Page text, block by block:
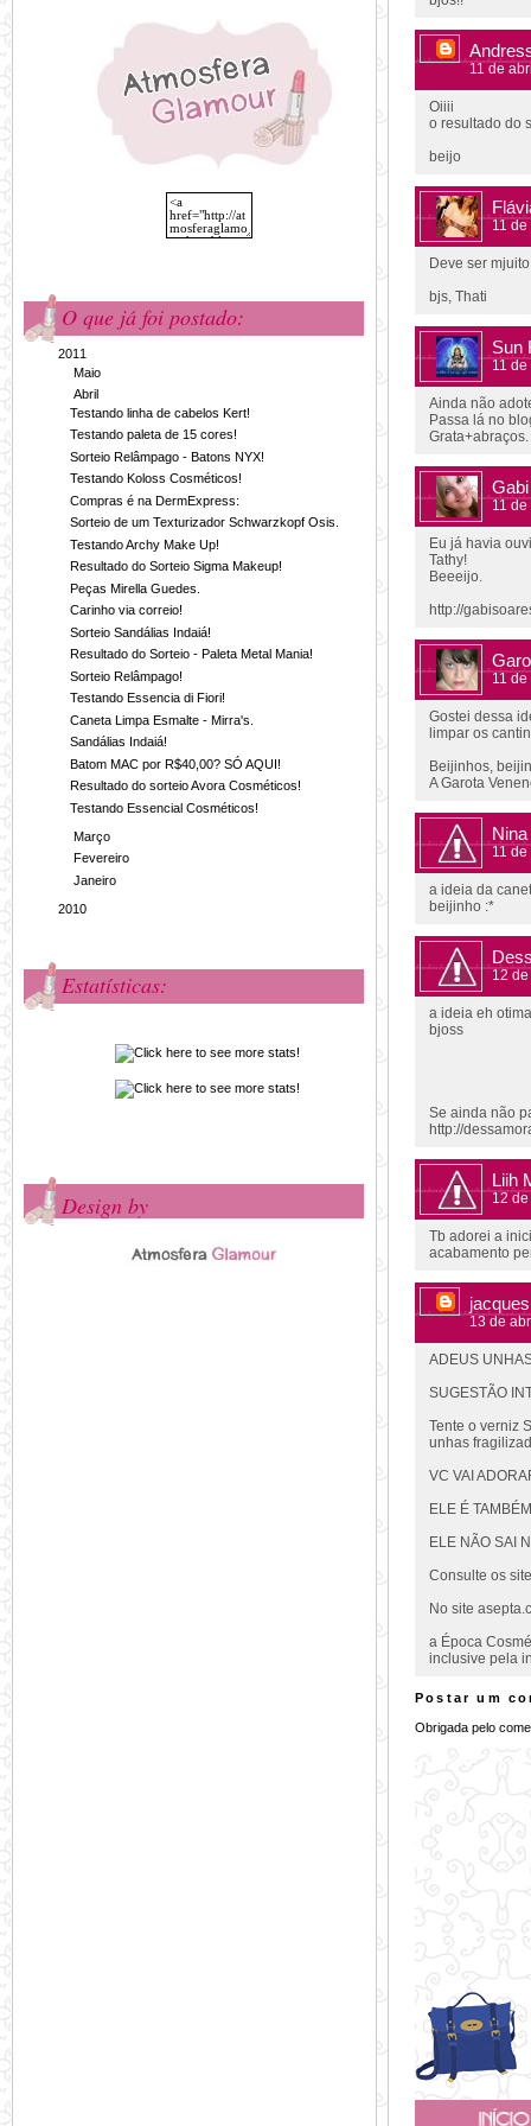
11 de
Oiiii
o resultado do
beijo
11
Deve ser
bjs, Thati
Sun
11
Ainda não
Passa lá no
Grata+abraços.
11
Eu já havia
Tathy!
Beeeijo.
http://
11
Gostei dessa
limpar os
Beijinhos,
A Garota
Nina
11
a ideia da
beijinho :*
12
a ideia eh
bjoss
Se ainda não
http://
Liih
12
Tb adorei a
acabamento
jacques
13 de
ADEUS
SUGESTÃO
Tente o verniz
unhas
VC VAI
ELE É
ELE NÃO SAI
Consulte os
No site
a Época
inclusive pela
Postar um
Obrigada pelo
O que já foi postado:
2011
►Maio
Abril
Testando linha de cabelos Kert!
Testando paleta de 15 cores!
Sorteio Relâmpago - Batons NYX!
Testando Koloss Cosméticos!
Compras é na DermExpress:
Sorteio de um Texturizador Schwarzkopf Osis.
Testando Archy Make Up!
Resultado do Sorteio Sigma Makeup!
Peças Mirella Guedes.
Carinho via correio!
Sorteio Sandálias Indaiá!
Resultado do Sorteio - Paleta Metal Mania!
Sorteio Relâmpago!
Testando Essencia di Fiori!
Caneta Limpa Esmalte - Mirra's.
Sandálias Indaiá!
Batom MAC por R$40,00? SÓ AQUI!
Resultado do sorteio Avora Cosméticos!
Testando Essencial Cosméticos!
►Março
Fevereiro
►Janeiro
2010
Estatísticas:
Design by